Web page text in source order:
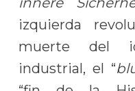
izquierda
muerte del
industrial, el “